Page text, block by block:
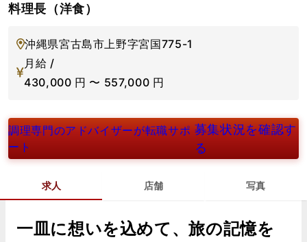
料理長（洋食）
沖縄県宮古島市上野字宮国775-1
月給 /
430,000 円 〜 557,000 円
調理専門のアドバイザーが転職サポ
ート
募集状況を確認す
る
求人 店舗 写真
一皿に想いを込めて、旅の記憶を